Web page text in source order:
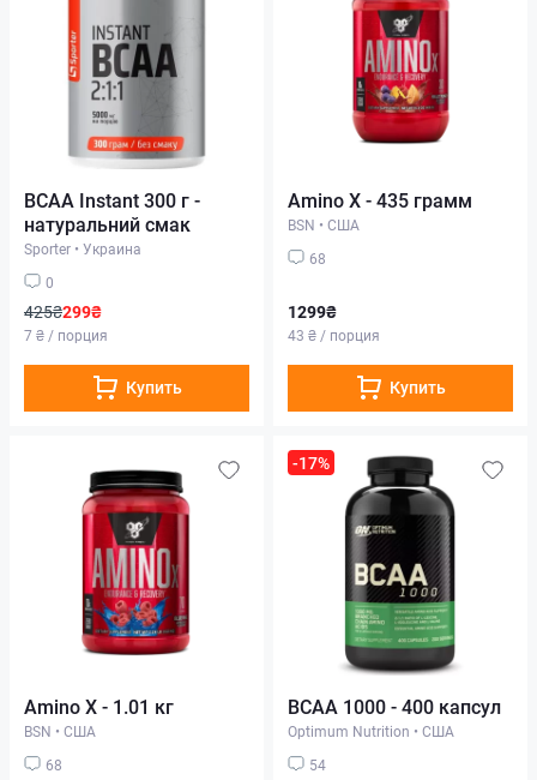
BCAA Instant 300 г -
натуральний смак
Sporter • Украина
0
425₴299₴
7 ₴ / порция
Купить
Amino X - 435 грамм
BSN • США
68
1299₴
43 ₴ / порция
Купить
Amino X - 1.01 кг
BSN • США
68
-17%
BCAA 1000 - 400 капсул
Optimum Nutrition • США
54